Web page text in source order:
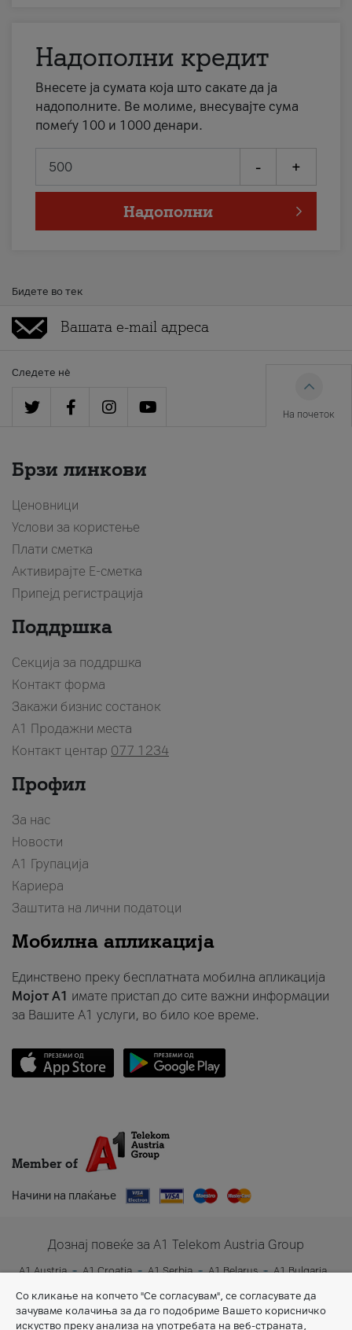
Надополни кредит
Внесете ја сумата која што сакате да ја
надополните. Ве молиме, внесувајте сума
помеѓу 100 и 1000 денари.
- +
Надополни
Бидете во тек
Следете нè
На почеток
Брзи линкови
Ценовници
Услови за користење
Плати сметка
Активирајте Е-сметка
Припејд регистрација
Поддршка
Секција за поддршка
Контакт форма
Закажи бизнис состанок
A1 Продажни места
Контакт центар 077 1234
Профил
За нас
Новости
А1 Групација
Кариера
Заштита на лични податоци
Мобилна апликација
Единствено преку бесплатната мобилна апликација
Мојот A1 имате пристап до сите важни информации
за Вашите A1 услуги, во било кое време.
Member of
Начини на плаќање
Дознај повеќе за A1 Telekom Austria Group
A1 Austria A1 Croatia A1 Serbia A1 Belarus
A1 Bulgaria
Со кликање на копчето "Се согласувам", се согласувате да
зачуваме колачиња за да го подобриме Вашето корисничко
искуство преку анализа на употребата на веб-страната,